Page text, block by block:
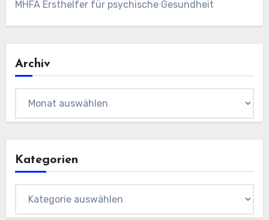
MHFA Ersthelfer für psychische Gesundheit
Archiv
Kategorien